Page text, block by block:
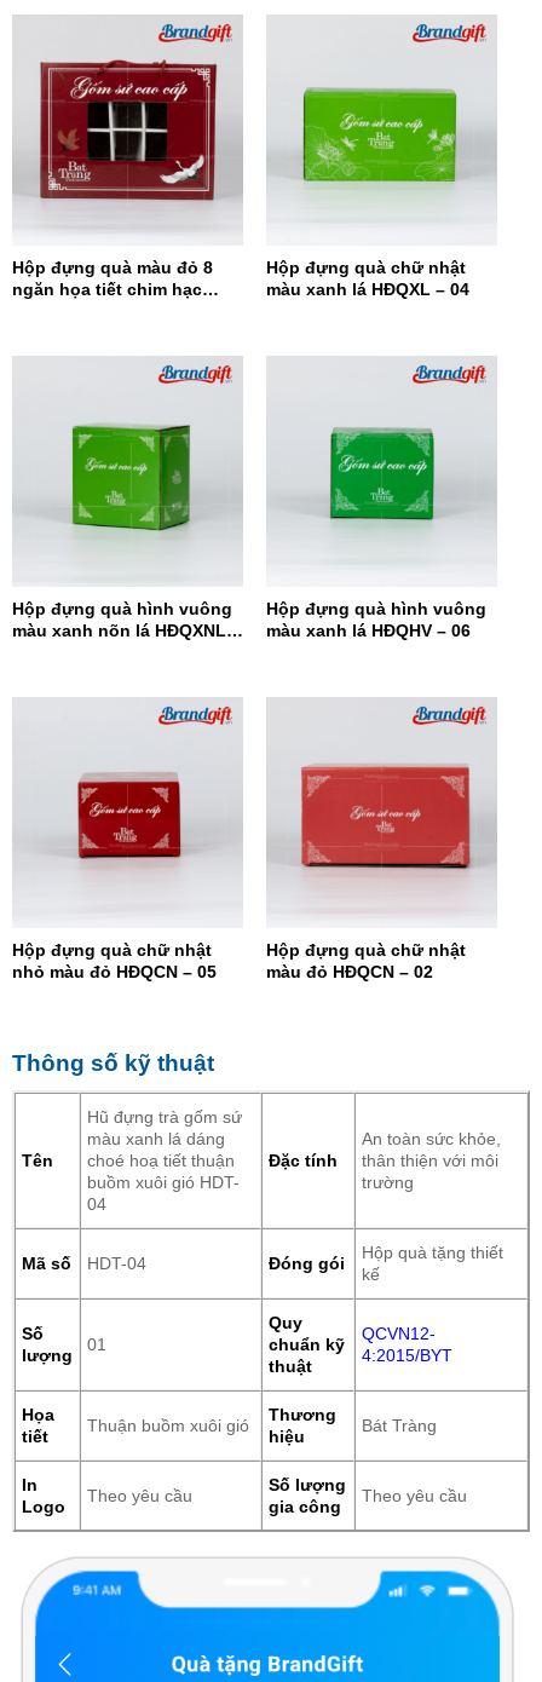
Hộp đựng quà màu đỏ 8
ngăn họa tiết chim hạc
Hộp đựng quà chữ nhật
màu xanh lá HĐQXL – 04
Hộp đựng quà hình vuông
màu xanh nõn lá HĐQXNL –
Hộp đựng quà hình vuông
màu xanh lá HĐQHV – 06
Hộp đựng quà chữ nhật
nhỏ màu đỏ HĐQCN – 05
Hộp đựng quà chữ nhật
màu đỏ HĐQCN – 02
Thông số kỹ thuật
Tên
Hũ đựng trà gốm sứ
màu xanh lá dáng
choé hoạ tiết thuận
buồm xuôi gió HDT-
04
Đặc tính
An toàn sức khỏe,
thân thiện với môi
trường
Mã số HDT-04 Đóng gói
Hộp quà tặng thiết
kế
Số
lượng
01
Quy
chuẩn kỹ
thuật
QCVN12-
4:2015/BYT
Họa
tiết
Thuận buồm xuôi gió
Thương
hiệu
Bát Tràng
In
Logo
Theo yêu cầu
Số lượng
gia công
Theo yêu cầu